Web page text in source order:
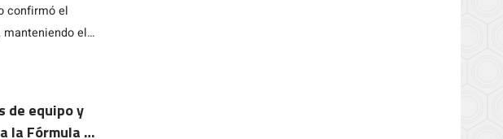
confirmó el
el
de equipo y
la Fórmula 1